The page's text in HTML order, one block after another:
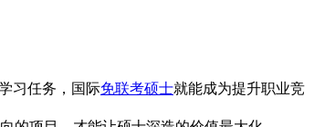
习任务，国际免联考硕士就能成为提升职业竞